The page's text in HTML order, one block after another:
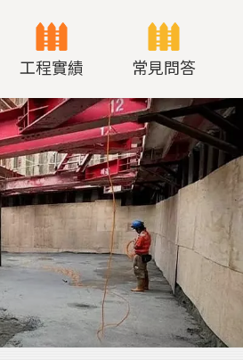
工程實績 常見問答